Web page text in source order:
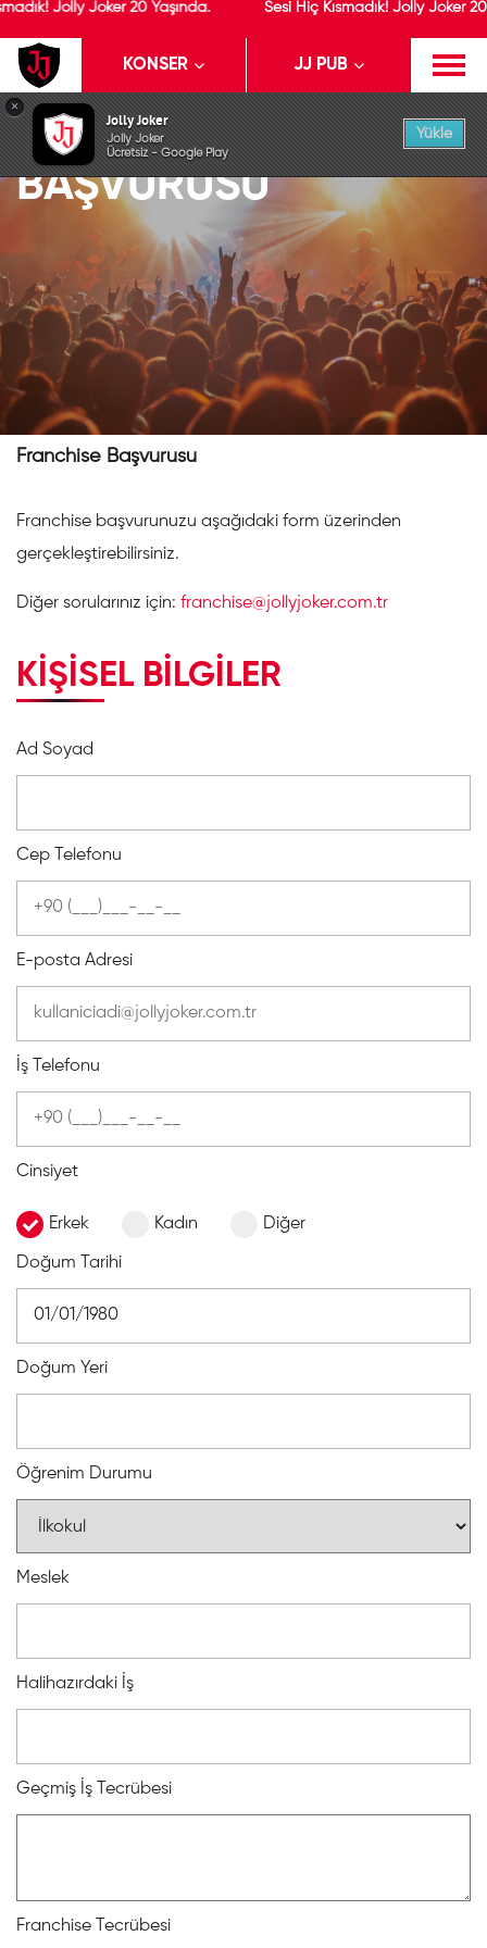
Jolly Joker 20 Yaşında. Sesi Hiç Kısmadık! Jolly Joker 20
KONSER JJ PUB
ANASAYFA JJ - FRANCHISE
FRANCHİSE
BAŞVURUSU
Franchise Başvurusu
Franchise başvurunuzu aşağıdaki form üzerinden
gerçekleştirebilirsiniz.
Diğer sorularınız için: franchise@jollyjoker.com.tr
KİŞİSEL BİLGİLER
Ad Soyad
Cep Telefonu
E-posta Adresi
İş Telefonu
Cinsiyet
Erkek Kadın Diğer
Doğum Tarihi
Doğum Yeri
Öğrenim Durumu
Meslek
Halihazırdaki İş
Geçmiş İş Tecrübesi
Franchise Tecrübesi
×
Jolly Joker
Jolly Joker
Ücretsiz - Google Play
Yükle